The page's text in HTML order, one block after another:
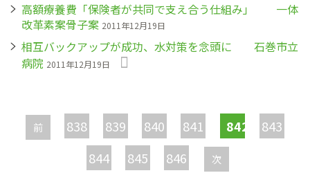
高額療養費「保険者が共同で支え合う仕組み」 一体
改革素案骨子案 2011年12月19日
相互バックアップが成功、水対策を念頭に 石巻市立
病院 2011年12月19日
ー
ジ
前 838 839 840 841 842
843
844
845 846 次